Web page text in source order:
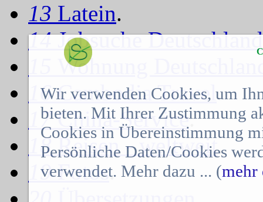
13 Latein.
14Jobsuche Deutschland
Wohnung
16Cambodia Travel.
17China-Service.
18Reisen - weltweit.
19Fotos.
Wir verwenden Cookies, um
bieten. Mit Ihrer Zustimmung
Cookies in Übereinstimmung
Persönliche Daten/Cookies
verwendet. Mehr dazu ... (mehr